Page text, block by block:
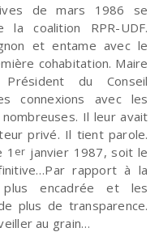
de mars 1986 se
coalition RPR-UDF.
et entame avec le
cohabitation. Maire
du Conseil
connexions avec les
Il leur avait
privé. Il tient parole.
1 er janvier 1987, soit le
rapport à la
encadrée et les
plus de transparence.
au grain…